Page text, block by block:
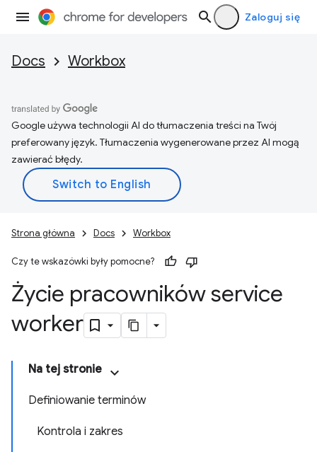
Zaloguj się
Docs Workbox
Google używa technologii AI do tłumaczenia treści na Twój
preferowany język. Tłumaczenia wygenerowane przez AI mogą
zawierać błędy.
Strona główna Docs Workbox
Czy te wskazówki były pomocne?
Życie pracowników service
worker
Na tej stronie
Definiowanie terminów
Kontrola i zakres